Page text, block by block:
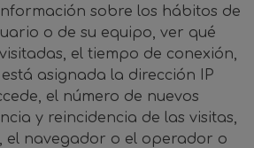
sobre los hábitos de
o de su equipo, ver qué
el tiempo de conexión,
asignada la dirección IP
el número de nuevos
y reincidencia de las visitas,
el navegador o el operador o